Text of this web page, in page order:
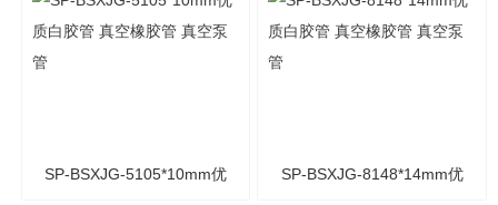
泵管 泵管
SP-BSXJG-5105*10mm优 SP-BSXJG-8148*14mm优